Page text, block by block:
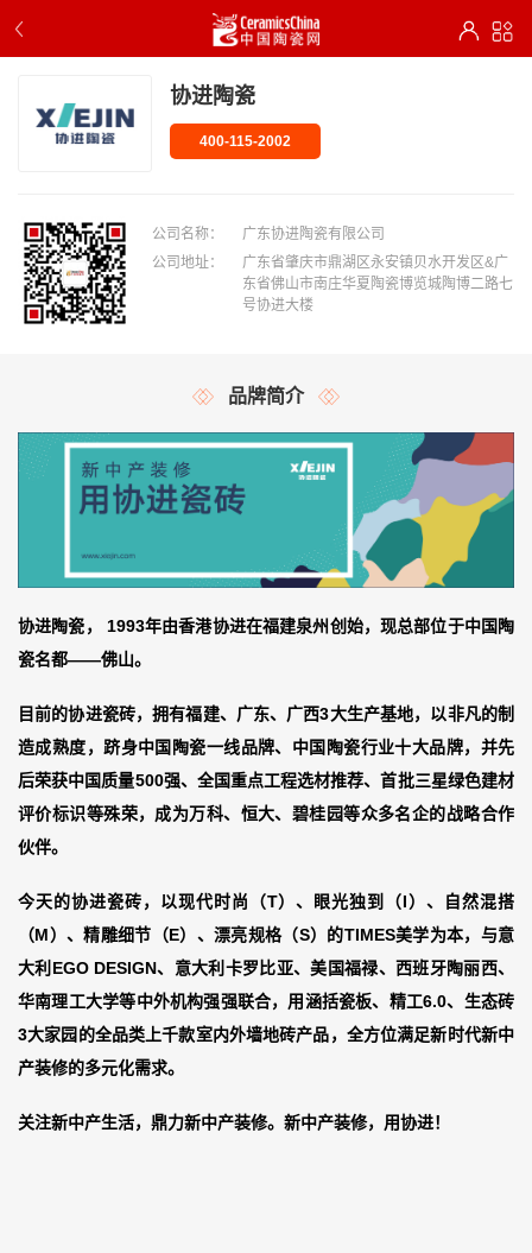
协进陶瓷
400-115-2002
公司名称：
广东协进陶瓷有限公司
公司地址：
广东省肇庆市鼎湖区永安镇贝水开发区&广
东省佛山市南庄华夏陶瓷博览城陶博二路七
号协进大楼
品牌简介
协进陶瓷， 1993年由香港协进在福建泉州创始，现总部位于中国陶
瓷名都——佛山。
目前的协进瓷砖，拥有福建、广东、广西3大生产基地，以非凡的制
造成熟度，跻身中国陶瓷一线品牌、中国陶瓷行业十大品牌，并先
后荣获中国质量500强、全国重点工程选材推荐、首批三星绿色建材
评价标识等殊荣，成为万科、恒大、碧桂园等众多名企的战略合作
伙伴。
今天的协进瓷砖，以现代时尚（T）、眼光独到（I）、自然混搭
（M）、精雕细节（E）、漂亮规格（S）的TIMES美学为本，与意
大利 EGO DESIGN、意大利卡罗比亚、美国福禄、西班牙陶丽西、
华南理工大学等中外机构强强联合，用涵括瓷板、精工6.0、生态砖
3大家园的全品类上千款室内外墙地砖产品，全方位满足新时代新中
产装修的多元化需求。
关注新中产生活，鼎力新中产装修。新中产装修，用协进！